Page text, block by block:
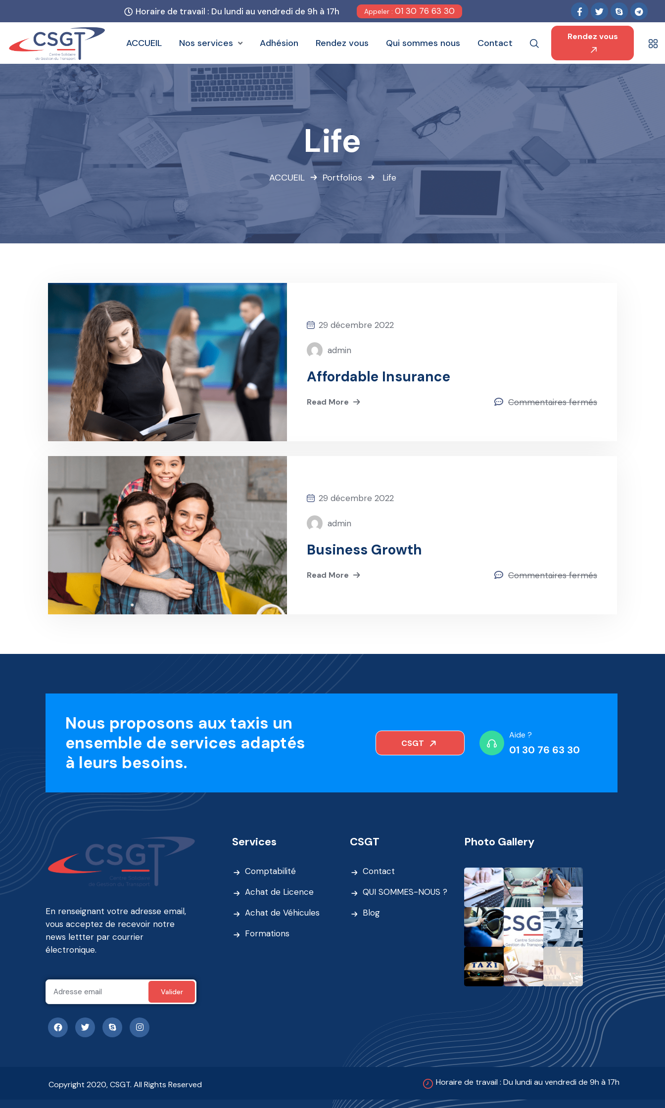
Horaire de travail : Du lundi au vendredi de 9h à 17h Appeler :01 30 76 63 30
ACCUEIL Nos services Adhésion Rendez vous Qui sommes nous Contact
Rendez vous
Life
ACCUEIL Portfolios Life
29 décembre 2022
admin
Affordable Insurance
Read More Commentaires fermés
29 décembre 2022
admin
Business Growth
Read More Commentaires fermés
Nous proposons aux taxis un
ensemble de services adaptés
à leurs besoins.
CSGT
Aide ?
01 30 76 63 30
En renseignant votre adresse email,
vous acceptez de recevoir notre
news lettter par courrier
électronique.
Services
Comptabilité
Achat de Licence
Achat de Véhicules
Formations
CSGT
Contact
QUI SOMMES-NOUS ?
Blog
Photo Gallery
Copyright 2020, CSGT. All Rights Reserved Horaire de travail : Du lundi au vendredi de 9h à 17h